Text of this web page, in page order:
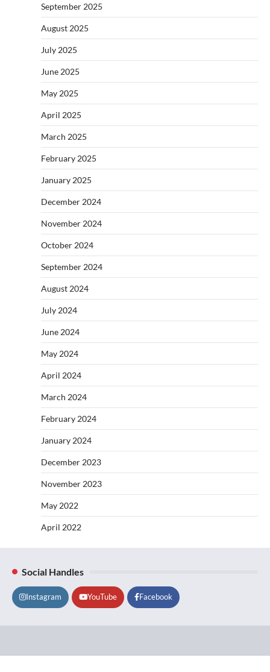
September 2025
August 2025
July 2025
June 2025
May 2025
April 2025
March 2025
February 2025
January 2025
December 2024
November 2024
October 2024
September 2024
August 2024
July 2024
June 2024
May 2024
April 2024
March 2024
February 2024
January 2024
December 2023
November 2023
May 2022
April 2022
Social Handles
Instagram YouTube Facebook